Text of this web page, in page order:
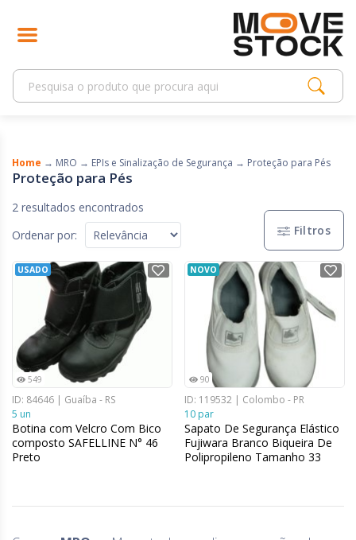
Home → MRO → EPIs e Sinalização de Segurança → Proteção para Pés
Proteção para Pés
2 resultados encontrados
Ordenar por:
Filtros
USADO
549
ID: 84646 | Guaíba - RS
5 un
Botina com Velcro Com Bico
composto SAFELLINE N° 46
Preto
NOVO
90
ID: 119532 | Colombo - PR
10 par
Sapato De Segurança Elástico
Fujiwara Branco Biqueira De
Polipropileno Tamanho 33